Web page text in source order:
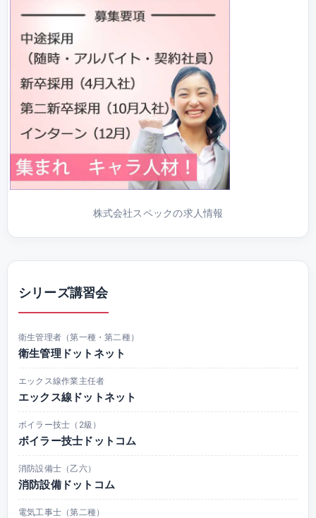
株式会社スペックの求人情報
シリーズ講習会
衛生管理者（第一種・第二種）
衛生管理ドットネット
エックス線作業主任者
エックス線ドットネット
ボイラー技士（2級）
ボイラー技士ドットコム
消防設備士（乙六）
消防設備ドットコム
電気工事士（第二種）